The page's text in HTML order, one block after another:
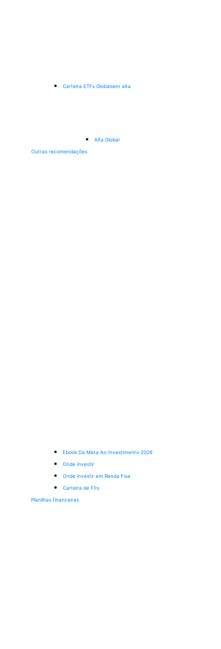
Carteira ETFs Globaisem alta
Alfa Global
Outras recomendações
Ebook Da Meta Ao Investimento 2026
Onde investir
Onde investir em Renda Fixa
Carteira de FIIs
Planilhas financeiras